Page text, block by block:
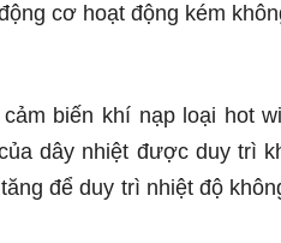
cơ hoạt động kém
biến khí nạp loại hot
dây nhiệt được duy trì
để duy trì nhiệt độ